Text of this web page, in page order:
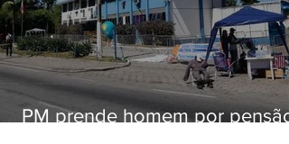
PM prende homem por pensão